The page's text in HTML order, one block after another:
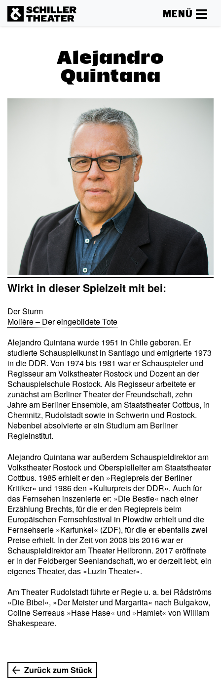
MENÜ
Alejandro
Quintana
Wirkt in dieser Spielzeit mit bei:
Der Sturm
Molière – Der eingebildete Tote
Alejandro Quintana wurde 1951 in Chile geboren. Er
studierte Schauspielkunst in Santiago und emigrierte 1973
in die DDR. Von 1974 bis 1981 war er Schauspieler und
Regisseur am Volkstheater Rostock und Dozent an der
Schauspielschule Rostock. Als Regisseur arbeitete er
zunächst am Berliner Theater der Freundschaft, zehn
Jahre am Berliner Ensemble, am Staatstheater Cottbus, in
Chemnitz, Rudolstadt sowie in Schwerin und Rostock.
Nebenbei absolvierte er ein Studium am Berliner
Regieinstitut.
Alejandro Quintana war außerdem Schauspieldirektor am
Volkstheater Rostock und Oberspielleiter am Staatstheater
Cottbus. 1985 erhielt er den »Regiepreis der Berliner
Kritiker« und 1986 den »Kulturpreis der DDR«. Auch für
das Fernsehen inszenierte er: »Die Bestie« nach einer
Erzählung Brechts, für die er den Regiepreis beim
Europäischen Fernsehfestival in Plowdiw erhielt und die
Fernsehserie »Karfunkel« (ZDF), für die er ebenfalls zwei
Preise erhielt. In der Zeit von 2008 bis 2016 war er
Schauspieldirektor am Theater Heilbronn. 2017 eröffnete
er in der Feldberger Seenlandschaft, wo er derzeit lebt, ein
eigenes Theater, das »Luzin Theater«.
Am Theater Rudolstadt führte er Regie u. a. bei Rådströms
»Die Bibel«, »Der Meister und Margarita« nach Bulgakow,
Coline Serreaus »Hase Hase« und »Hamlet« von William
Shakespeare.
Zurück zum Stück